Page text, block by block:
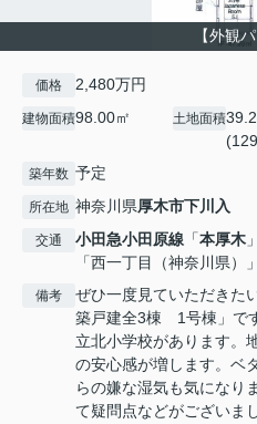
【外観
価格 2,480万円
建物面積98.00㎡ 土地面積
築年数 予定
所在地 神奈川県厚木市下川入
交通 小田急小田原線 「本厚木
「西一丁目（神奈川県）
備考
ぜひ一度見ていただき
築戸建全3棟 1号棟」で
立北小学校があります。
の安心感が増します。ベ
らの嫌な湿気も気になり
て疑問点などがございま